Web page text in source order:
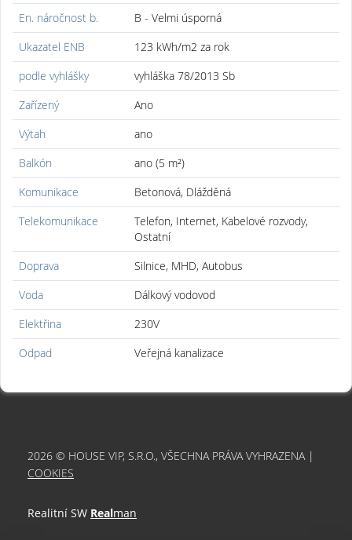
En. náročnost b.
B - Velmi úsporná
Ukazatel ENB
123 kWh/m2 za rok
podle vyhlášky
vyhláška 78/2013 Sb
Zařízený
Ano
Výtah
ano
Balkón
ano (5 m²)
Komunikace
Betonová, Dlážděná
Telekomunikace
Telefon, Internet, Kabelové rozvody,
Ostatní
Doprava
Silnice, MHD, Autobus
Voda
Dálkový vodovod
Elektřina
230V
Odpad
Veřejná kanalizace
2026 © HOUSE VIP, S.R.O., VŠECHNA PRÁVA VYHRAZENA |
COOKIES
Realitní SW Realman